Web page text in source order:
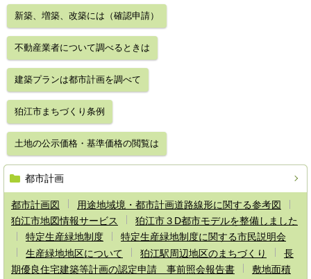
新築、増築、改築には（確認申請）
不動産業者について調べるときは
建築プランは都市計画を調べて
狛江市まちづくり条例
土地の公示価格・基準価格の閲覧は
都市計画
都市計画図
用途地域境・都市計画道路線形に関する参考図
狛江市地図情報サービス
狛江市３D都市モデルを整備しました
特定生産緑地制度
特定生産緑地制度に関する市民説明会
生産緑地地区について
狛江駅周辺地区のまちづくり
長
期優良住宅建築等計画の認定申請 事前照会報告書
敷地面積